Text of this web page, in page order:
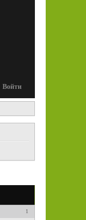
Войти
1